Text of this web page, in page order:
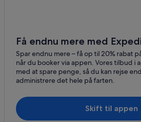
Få endnu mere med
Spar endnu mere – få op til 20% rabat
når du booker via appen. Vores tilbud i
med at spare penge, så du kan rejse
administrere det hele på farten.
Skift til appen